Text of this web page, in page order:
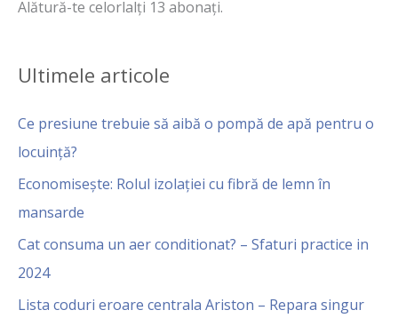
Alătură-te celorlalți 13 abonați.
Ultimele articole
Ce presiune trebuie să aibă o pompă de apă pentru o
locuință?
Economisește: Rolul izolației cu fibră de lemn în
mansarde
Cat consuma un aer conditionat? – Sfaturi practice in
2024
Lista coduri eroare centrala Ariston – Repara singur